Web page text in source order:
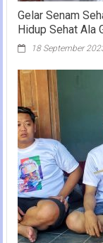
Gelar Senam
Hidup Sehat Ala
18 September